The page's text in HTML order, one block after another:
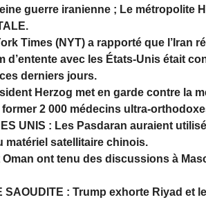
guerre iranienne ; Le métropolite
Times (NYT) a rapporté que l’Iran
d’entente avec les États-Unis était
derniers jours.
Herzog met en garde contre la
former 2 000 médecins ultra-
UNIS : Les Pasdaran auraient
matériel satellitaire chinois.
Oman ont tenu des discussions à
SAOUDITE : Trump exhorte Riyad et